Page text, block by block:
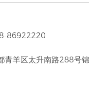
86922220
青羊区太升南路288号